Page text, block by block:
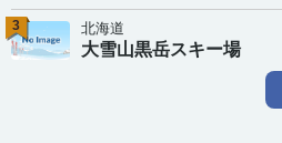
3 北海道
大雪山黒岳スキー場